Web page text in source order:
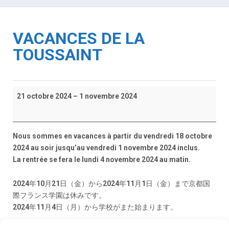
VACANCES DE LA
TOUSSAINT
Vacances
21 octobre 2024 – 1 novembre 2024
Nous sommes en vacances à partir du vendredi 18 octobre
2024 au soir jusqu’au vendredi 1 novembre 2024 inclus.
La rentrée se fera le lundi 4 novembre 2024 au matin.
2024年10月21日（金）から2024年11月1日（金）まで京都国
際フランス学園は休みです。
2024年11月4日（月）から学校がまた始まります。